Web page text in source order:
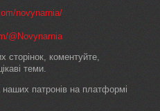
novynarnia/
@Novynarnia
коментуйте,
теми.
патронів на платформі